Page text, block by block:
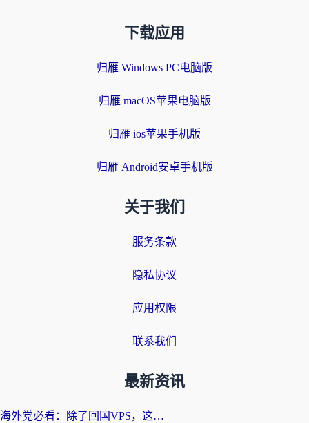
下载应用
归雁 Windows PC电脑版
归雁 macOS苹果电脑版
归雁 ios苹果手机版
归雁 Android安卓手机版
关于我们
服务条款
隐私协议
应用权限
联系我们
最新资讯
海外党必看：除了回国VPS，这样选加速器也能无缝刷国内资源？